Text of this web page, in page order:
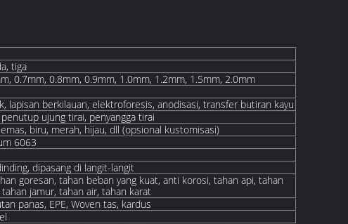
tiga
0.7mm, 0.8mm, 0.9mm, 1.0mm, 1.2mm, 1.5mm, 2.0mm
lapisan berkilauan, elektroforesis, anodisasi, transfer butiran kayu
ujung tirai, penyangga tirai
biru, merah, hijau, dll (opsional kustomisasi)
6063
dipasang di langit-langit
goresan, tahan beban yang kuat, anti korosi, tahan api, tahan
jamur, tahan air, tahan karat
panas, EPE, Woven tas, kardus